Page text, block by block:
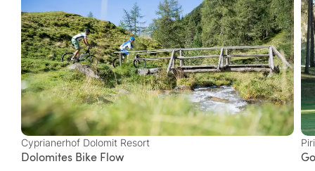
Cyprianerhof Dolomit Resort
Dolomites Bike Flow